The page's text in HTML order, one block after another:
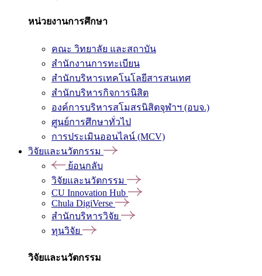
หน่วยงานการศึกษา
คณะ วิทยาลัย และสถาบัน
สำนักงานการทะเบียน
สำนักบริหารเทคโนโลยีสารสนเทศ
สำนักบริหารกิจการนิสิต
องค์การบริหารสโมสรนิสิตจุฬาฯ (อบจ.)
ศูนย์การศึกษาทั่วไป
การประเมินออนไลน์ (MCV)
วิจัยและนวัตกรรม
ย้อนกลับ
วิจัยและนวัตกรรม
CU Innovation Hub
Chula DigiVerse
สำนักบริหารวิจัย
ทุนวิจัย
วิจัยและนวัตกรรม